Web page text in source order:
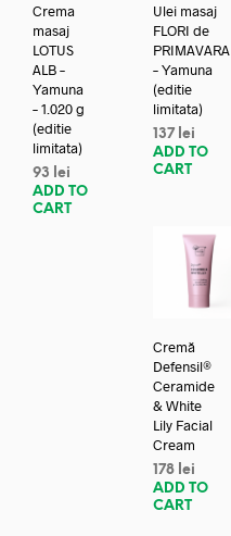
Crema
masaj
LOTUS
ALB –
Yamuna
– 1.020 g
(editie
limitata)
93
lei
ADD TO
CART
Ulei masaj
FLORI de
PRIMAVARA
– Yamuna
(editie
limitata)
137 lei
ADD TO
CART
Cremă
Defensil®
Ceramide
& White
Lily Facial
Cream
178 lei
ADD TO
CART